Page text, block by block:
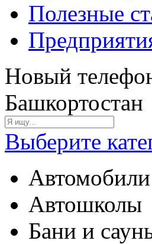
Полезные
Новый
Башкортостан
Выберите
Автомобили
Автошколы
Бани и